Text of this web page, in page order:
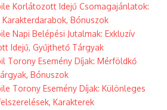
Korlátozott Idejű Csomagajánlatok:
Bónuszok
Napi Belépési Jutalmak: Exkluzív
Idejű, Gyűjthető Tárgyak
Torony Esemény Díjak: Mérföldkő
Bónuszok
Torony Esemény Díjak: Különleges
Karakterek